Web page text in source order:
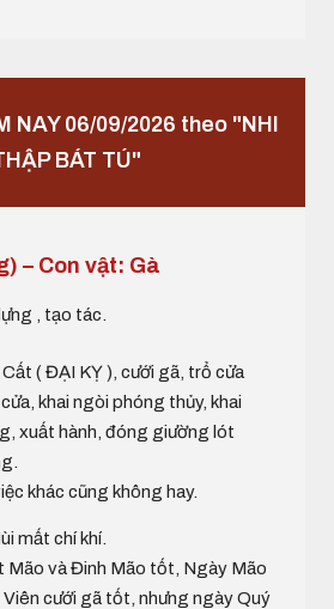
NAY 06/09/2026 theo "NHI
BÁT TÚ"
– Con vật: Gà
, tạo tác.
( ĐẠI KỴ ), cưới gã, trổ cửa
khai ngòi phóng thủy, khai
xuất hành, đóng giường lót
khác cũng không hay.
mất chí khí.
Mão và Đinh Mão tốt, Ngày Mão
cưới gã tốt, nhưng ngày Quý